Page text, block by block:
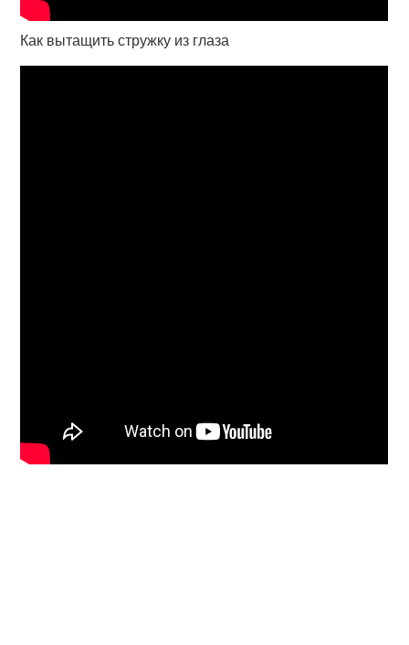
Как вытащить стружку из глаза